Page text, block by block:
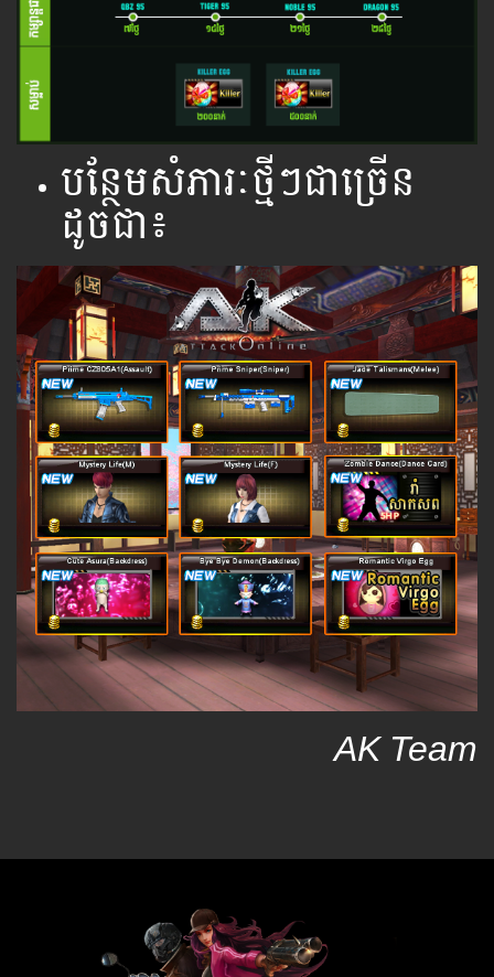
បន្ថែមសំភារៈថ្មីៗជាច្រើន
ដូចជា៖
AK Team